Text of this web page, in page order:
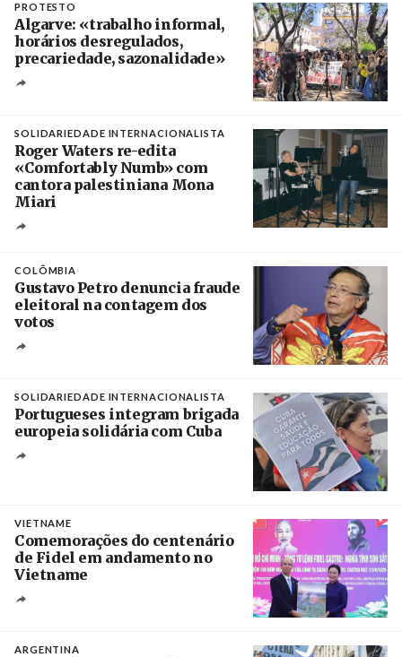
PROTESTO
Algarve: «trabalho informal,
horários desregulados,
precariedade, sazonalidade»
SOLIDARIEDADE INTERNACIONALISTA
Roger Waters re-edita
«Comfortably Numb» com
cantora palestiniana Mona
Miari
COLÔMBIA
Gustavo Petro denuncia fraude
eleitoral na contagem dos
votos
SOLIDARIEDADE INTERNACIONALISTA
Portugueses integram brigada
europeia solidária com Cuba
VIETNAME
Comemorações do centenário
de Fidel em andamento no
Vietname
ARGENTINA